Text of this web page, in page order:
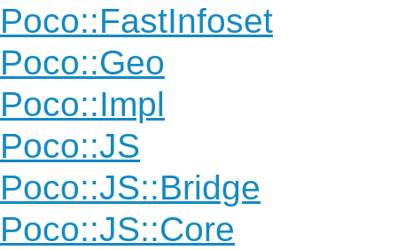
Poco::FastInfoset
Poco::Geo
Poco::Impl
Poco::JS
Poco::JS::Bridge
Poco::JS::Core